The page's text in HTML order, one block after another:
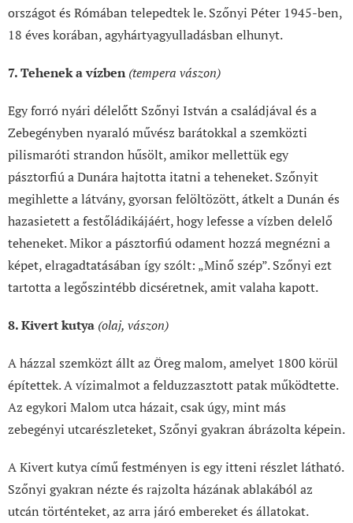
országot és Rómában telepedtek le. Szőnyi Péter 1945-ben,
18 éves korában, agyhártyagyulladásban elhunyt.
7. Tehenek a vízben (tempera vászon)
Egy forró nyári délelőtt Szőnyi István a családjával és a
Zebegényben nyaraló művész barátokkal a szemközti
pilismaróti strandon hűsölt, amikor mellettük egy
pásztorfiú a Dunára hajtotta itatni a teheneket. Szőnyit
megihlette a látvány, gyorsan felöltözött, átkelt a Dunán és
hazasietett a festőládikájáért, hogy lefesse a vízben delelő
teheneket. Mikor a pásztorfiú odament hozzá megnézni a
képet, elragadtatásában így szólt: „Minő szép”. Szőnyi ezt
tartotta a legőszintébb dicséretnek, amit valaha kapott.
8. Kivert kutya (olaj, vászon)
A házzal szemközt állt az Öreg malom, amelyet 1800 körül
építettek. A vízimalmot a felduzzasztott patak működtette.
Az egykori Malom utca házait, csak úgy, mint más
zebegényi utcarészleteket, Szőnyi gyakran ábrázolta képein.
A Kivert kutya című festményen is egy itteni részlet látható.
Szőnyi gyakran nézte és rajzolta házának ablakából az
utcán történteket, az arra járó embereket és állatokat.